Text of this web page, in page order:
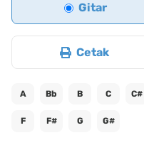
Gitar
Cetak
A Bb B C C#
F F# G G#